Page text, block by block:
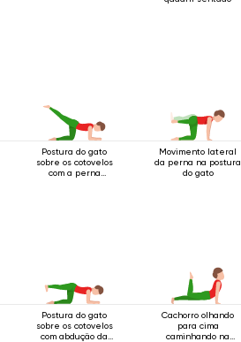
Postura do gato
sobre os cotovelos
com a perna
Movimento lateral
da perna na postura
do gato
Postura do gato
sobre os cotovelos
com abdução da
Cachorro olhando
para cima
caminhando na